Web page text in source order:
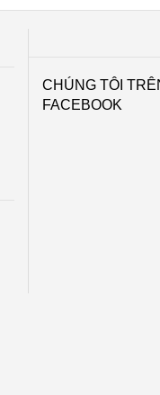
CHÚNG TÔI
FACEBOOK